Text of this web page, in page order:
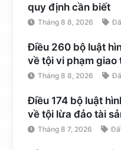
quy định cần biết
Tháng 8 8, 2026
Điều 260 bộ luật
về tội vi phạm giao
Tháng 8 8, 2026
Điều 174 bộ luật
về tội lừa đảo tài
Tháng 8 7, 2026